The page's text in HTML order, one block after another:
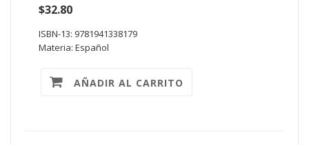
$32.80
ISBN-13: 9781941338179
Materia: Español
AÑADIR AL CARRITO